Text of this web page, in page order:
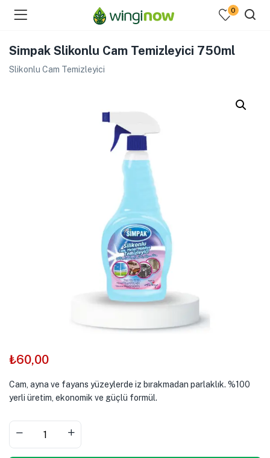
0
Simpak Slikonlu Cam Temizleyici 750ml
Slikonlu Cam Temizleyici
₺60,00
Cam, ayna ve fayans yüzeylerde iz bırakmadan parlaklık. %100
yerli üretim, ekonomik ve güçlü formül.